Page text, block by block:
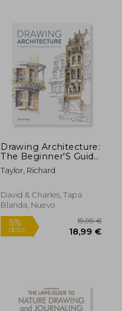
7%
dcto.
Drawing Architecture:
The Beginner'S Guide
to Drawing and
Painting Buildings (en
Taylor, Richard
David & Charles, Tapa
Blanda, Nuevo